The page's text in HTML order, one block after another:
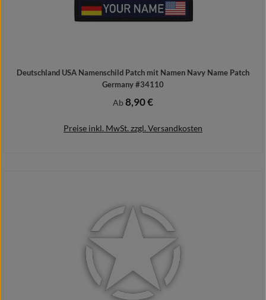
Deutschland USA Namenschild Patch mit Namen Navy Name Patch
Germany #34110
Regulärer Preis:
Ab8,90 €
Preise inkl. MwSt. zzgl. Versandkosten